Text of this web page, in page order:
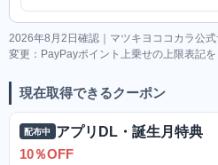
2026年8月2日確認｜マツキヨココカラ公
変更：PayPayポイント上乗せの上限表記
現在取得できるクーポン
配布中
アプリDL・誕生月特典
10％OFF